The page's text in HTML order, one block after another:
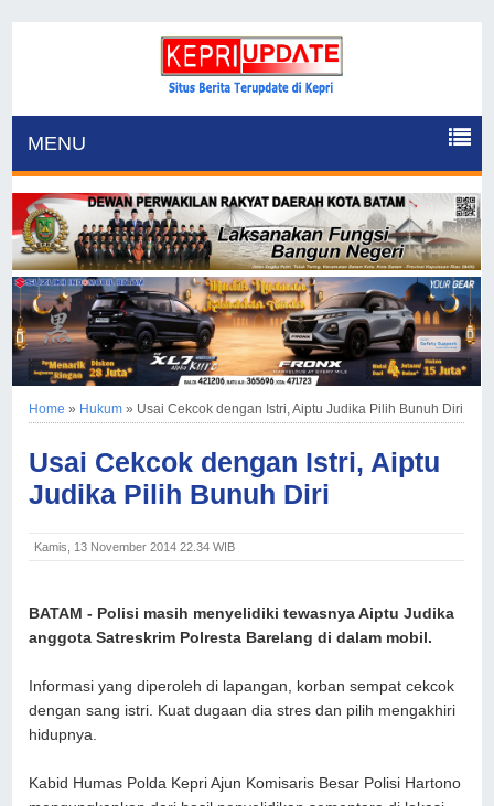
MENU
Home » Hukum » Usai Cekcok dengan Istri, Aiptu Judika Pilih Bunuh Diri
Usai Cekcok dengan Istri, Aiptu
Judika Pilih Bunuh Diri
Kamis, 13 November 2014 22.34 WIB
BATAM - Polisi masih menyelidiki tewasnya Aiptu Judika
anggota Satreskrim Polresta Barelang di dalam mobil.
Informasi yang diperoleh di lapangan, korban sempat cekcok
dengan sang istri. Kuat dugaan dia stres dan pilih mengakhiri
hidupnya.
Kabid Humas Polda Kepri Ajun Komisaris Besar Polisi Hartono